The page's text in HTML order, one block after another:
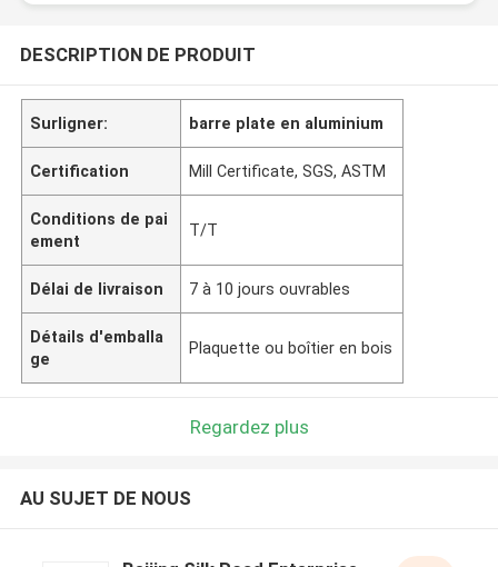
DESCRIPTION DE PRODUIT
Surligner: barre plate en aluminium
Certification Mill Certificate, SGS, ASTM
Conditions de pai
ement
T/T
Délai de livraison 7 à 10 jours ouvrables
Détails d'emballa
ge
Plaquette ou boîtier en bois
Regardez plus
AU SUJET DE NOUS